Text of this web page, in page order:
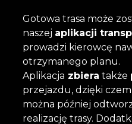
Gotowa trasa może
naszej aplikacji
prowadzi kierowcę
otrzymanego planu.
Aplikacja zbiera także
przejazdu, dzięki
można później
realizację trasy.